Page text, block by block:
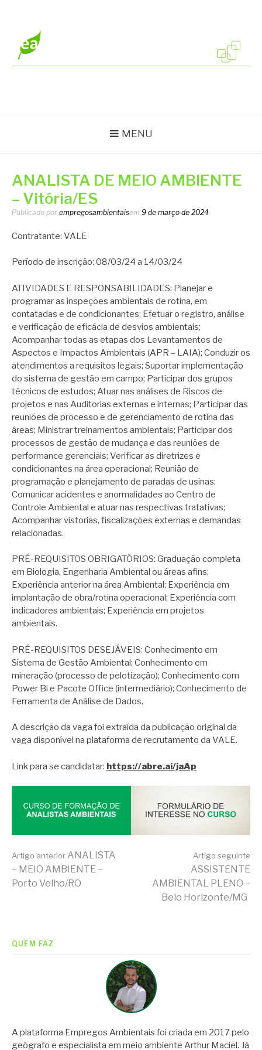
conteúdo
MENU
ANALISTA DE MEIO AMBIENTE
– Vitória/ES
Publicado por empregosambientaisem 9 de março de 2024
Contratante: VALE
Período de inscrição: 08/03/24 a 14/03/24
ATIVIDADES E RESPONSABILIDADES: Planejar e
programar as inspeções ambientais de rotina, em
contatadas e de condicionantes; Efetuar o registro, análise
e verificação de eficácia de desvios ambientais;
Acompanhar todas as etapas dos Levantamentos de
Aspectos e Impactos Ambientais (APR – LAIA); Conduzir os
atendimentos a requisitos legais; Suportar implementação
do sistema de gestão em campo; Participar dos grupos
técnicos de estudos; Atuar nas análises de Riscos de
projetos e nas Auditorias externas e internas; Participar das
reuniões de processo e de gerenciamento de rotina das
áreas; Ministrar treinamentos ambientais; Participar dos
processos de gestão de mudança e das reuniões de
performance gerenciais; Verificar as diretrizes e
condicionantes na área operacional; Reunião de
programação e planejamento de paradas de usinas;
Comunicar acidentes e anormalidades ao Centro de
Controle Ambiental e atuar nas respectivas tratativas;
Acompanhar vistorias, fiscalizações externas e demandas
relacionadas.
PRÉ-REQUISITOS OBRIGATÓRIOS: Graduação completa
em Biologia, Engenharia Ambiental ou áreas afins;
Experiência anterior na área Ambiental; Experiência em
implantação de obra/rotina operacional; Experiência com
indicadores ambientais; Experiência em projetos
ambientais.
PRÉ-REQUISITOS DESEJÁVEIS: Conhecimento em
Sistema de Gestão Ambiental; Conhecimento em
mineração (processo de pelotização); Conhecimento com
Power Bi e Pacote Office (intermediário); Conhecimento de
Ferramenta de Análise de Dados.
A descrição da vaga foi extraída da publicação original da
vaga disponível na plataforma de recrutamento da VALE.
Link para se candidatar: https://abre.ai/jaAp
Continue
Artigo anterior ANALISTA
– MEIO AMBIENTE –
Porto Velho/RO
Artigo seguinte
ASSISTENTE
AMBIENTAL PLENO –
Belo Horizonte/MG
QUEM FAZ
A plataforma Empregos Ambientais foi criada em 2017 pelo
geógrafo e especialista em meio ambiente Arthur Maciel. Já